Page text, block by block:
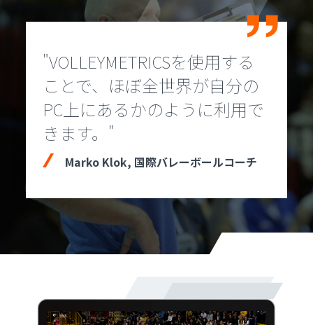
"VOLLEYMETRICSを使用する
ことで、ほぼ全世界が自分の
PC上にあるかのように利用で
きます。"
Marko Klok, 国際バレーボールコーチ